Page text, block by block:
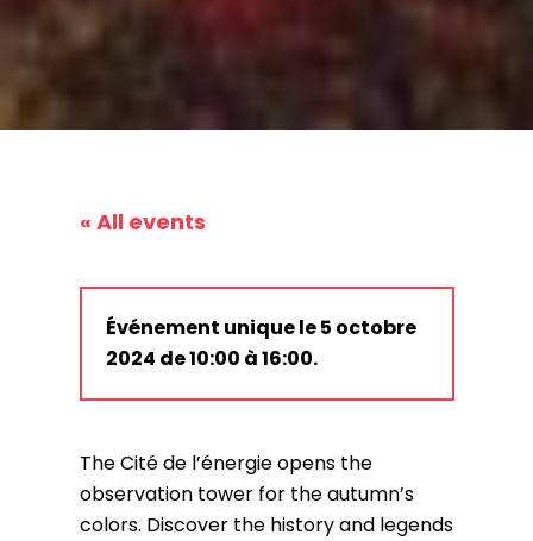
« All events
Événement unique le 5 octobre
2024 de 10:00 à 16:00.
The Cité de l’énergie opens the
observation tower for the autumn’s
colors. Discover the history and legends